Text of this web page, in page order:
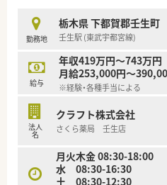
があります。
【こんな取り組みをしています】
■業界で初めて「MI研修」と
おり、患者様の行動変容を促
ができます。
■スズケングループの強みを
を推進しています。
■産前産後休暇や育児休暇の
ています。
【こんな方が活躍中】
勤務地
栃木県 下都賀郡壬生町
壬生駅 (東武宇都宮線)
給与
年収419万円～743万円
月給253,000円～
※経験・各種手当による
法人
名
クラフト株式会社
さくら薬局 壬生店
月火木金 08:30-18:00
水 08:30-16:30
土 08:30-12:30